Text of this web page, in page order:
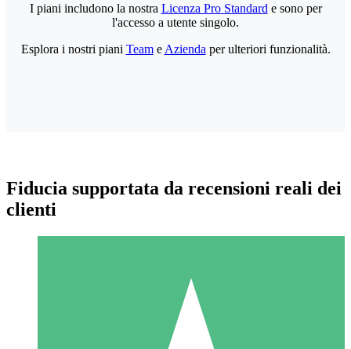
Pacchetti di Crediti Individuali
I piani includono la nostra Licenza Pro Standard e sono per
l'accesso a utente singolo.
Esplora i nostri piani Teame Azienda per ulteriori funzionalità.
Fiducia supportata da recensioni reali dei
clienti